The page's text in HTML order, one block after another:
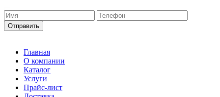
Главная
О компании
Каталог
Услуги
Прайс-лист